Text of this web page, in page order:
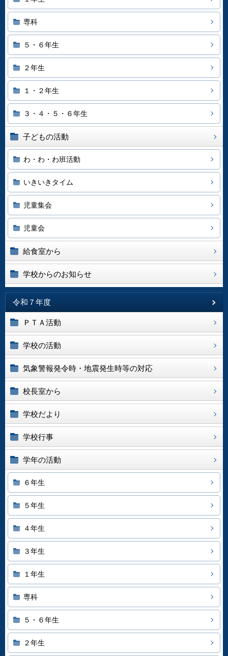
専科
５・６年生
２年生
１・２年生
３・４・５・６年生
子どもの活動
わ・わ・わ班活動
いきいきタイム
児童集会
児童会
給食室から
学校からのお知らせ
令和７年度
ＰＴＡ活動
学校の活動
気象警報発令時・地震発生時等の対応
校長室から
学校だより
学校行事
学年の活動
６年生
５年生
４年生
３年生
１年生
専科
５・６年生
２年生